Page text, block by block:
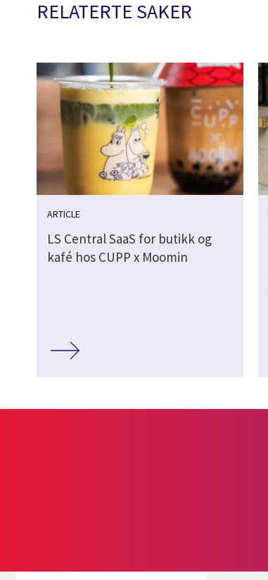
RELATERTE SAKER
ARTICLE
LS Central SaaS for butikk og
kafé hos CUPP x Moomin